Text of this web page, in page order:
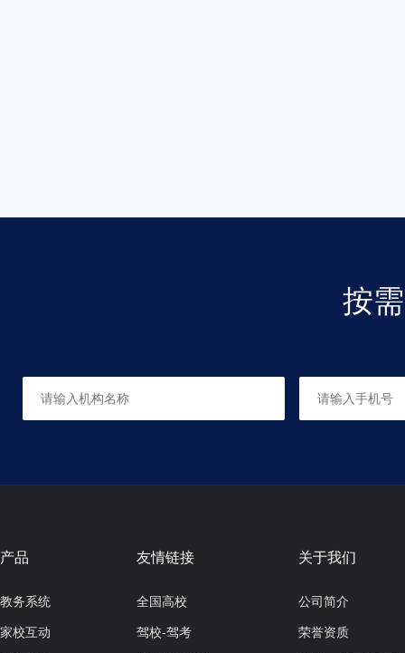
按
产品
教务系统
家校互动
友情链接
全国高校
驾校-驾考
关于我们
公司简介
荣誉资质